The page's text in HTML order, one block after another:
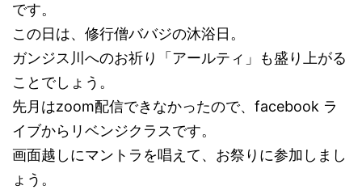
です。
この日は、修行僧ババジの沐浴日。
ガンジス川へのお祈り「アールティ」も盛り上がる
ことでしょう。
先月はzoom配信できなかったので、facebook ラ
イブからリベンジクラスです。
画面越しにマントラを唱えて、お祭りに参加しまし
ょう。